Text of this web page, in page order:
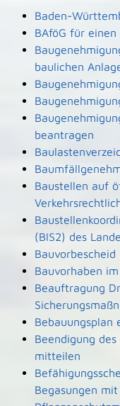
Baden-
BAföG für
baulichen
beantragen
Baustellen auf
(BIS2) des
Bauvorhaben
Beauftragung
Bebauungsplan
Beendigung
mitteilen
Begasungen